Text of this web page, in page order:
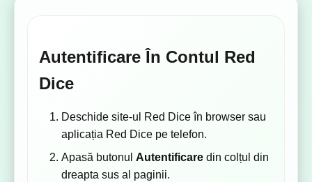
Autentificare În Contul Red
Dice
Deschide site-ul Red Dice în browser sau
aplicația Red Dice pe telefon.
Apasă butonulAutentificare din colțul din
dreapta sus al paginii.